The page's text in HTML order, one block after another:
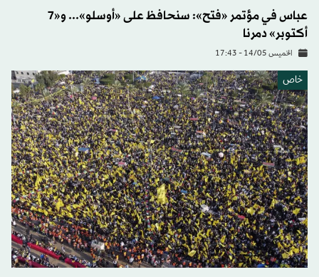
عباس في مؤتمر «فتح»: سنحافظ على «أوسلو»... و«7
أكتوبر» دمرنا
الخميس 14/05 - 17:43
خاص